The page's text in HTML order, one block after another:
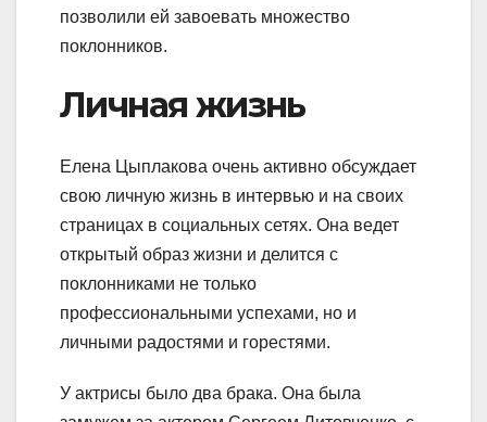
позволили ей завоевать множество
поклонников.
Личная жизнь
Елена Цыплакова очень активно обсуждает
свою личную жизнь в интервью и на своих
страницах в социальных сетях. Она ведет
открытый образ жизни и делится с
поклонниками не только
профессиональными успехами, но и
личными радостями и горестями.
У актрисы было два брака. Она была